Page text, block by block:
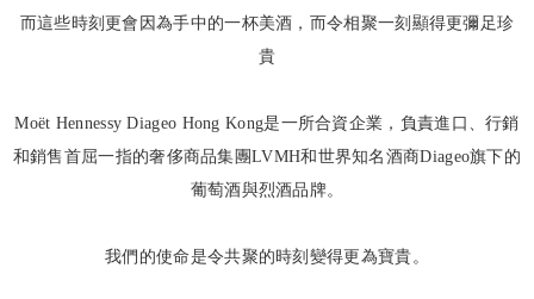
而這些時刻更會因為手中的一杯美酒，而令相聚一刻顯得更彌足珍
貴
Moët Hennessy Diageo Hong Kong是一所合資企業，負責進口、行銷
和銷售首屈一指的奢侈商品集團LVMH和世界知名酒商Diageo旗下的
葡萄酒與烈酒品牌。
我們的使命是令共聚的時刻變得更為寶貴。